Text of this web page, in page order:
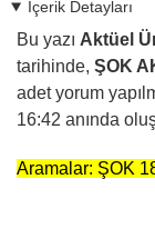
İçerik Detayları
Bu yazı Aktüel
tarihinde, ŞOK
adet yorum
16:42 anında
Aramalar: ŞOK